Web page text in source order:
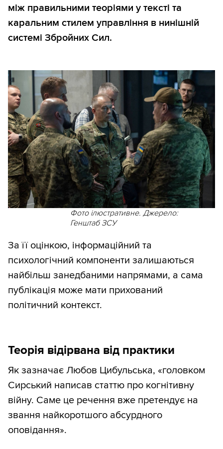
між правильними теоріями у тексті та
каральним стилем управління в нинішній
системі Збройних Сил.
Фото ілюстративне. Джерело:
Генштаб ЗСУ
За її оцінкою, інформаційний та
психологічний компоненти залишаються
найбільш занедбаними напрямами, а сама
публікація може мати прихований
політичний контекст.
Теорія відірвана від практики
Як зазначає Любов Цибульська, «головком
Сирський написав статтю про когнітивну
війну. Саме це речення вже претендує на
звання найкоротшого абсурдного
оповідання».